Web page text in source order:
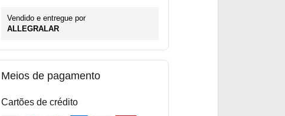
Vendido e entregue por
ALLEGRALAR
Meios de pagamento
Cartões de crédito